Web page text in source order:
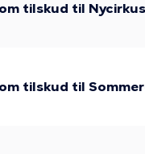
tilskud til Nycirkus
tilskud til